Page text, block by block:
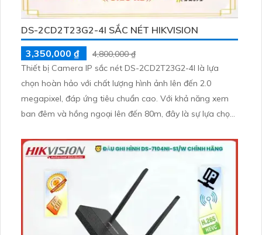
DS-2CD2T23G2-4I SẮC NÉT HIKVISION
3,350,000 ₫
4,800,000 ₫
Thiết bị Camera IP sắc nét DS-2CD2T23G2-4I là lựa
chọn hoàn hảo với chất lượng hình ảnh lên đến 2.0
megapixel, đáp ứng tiêu chuẩn cao. Với khả năng xem
ban đêm và hồng ngoại lên đến 80m, đây là sự lựa chọn
bị công nghệ IP chất lượng cao, hồng ngoại EXIR và cảm
biến chuyển động, đảm bảo giữ kỹ gặp chi tiết mọi lúc
mọi nơi